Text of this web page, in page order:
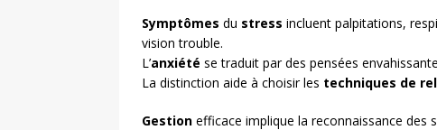
Symptômes du stress incluent palpitations,
vision trouble.
L’anxiété se traduit par des pensées
La distinction aide à choisir les techniques de
Gestion efficace implique la reconnaissance des